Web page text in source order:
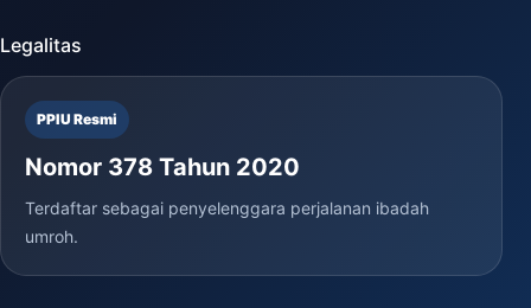
Legalitas
PPIU Resmi
Nomor 378 Tahun 2020
Terdaftar sebagai penyelenggara perjalanan ibadah
umroh.